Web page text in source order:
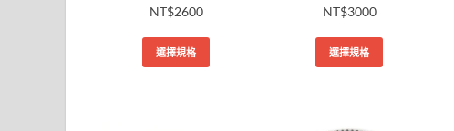
NT$2600
選擇規格
NT$3000
選擇規格